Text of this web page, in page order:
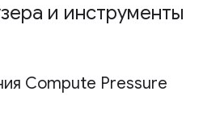
и инструменты
Compute Pressure